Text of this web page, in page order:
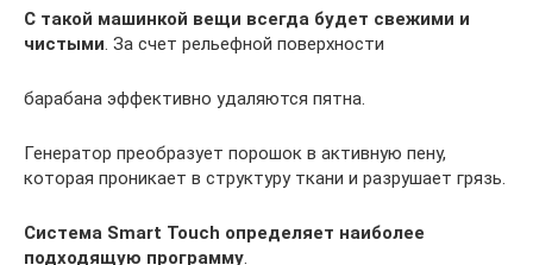
С такой машинкой вещи всегда будет свежими и
чистыми. За счет рельефной поверхности
барабана эффективно удаляются пятна.
Генератор преобразует порошок в активную пену,
которая проникает в структуру ткани и разрушает грязь.
Система Smart Touch определяет наиболее
подходящую программу.